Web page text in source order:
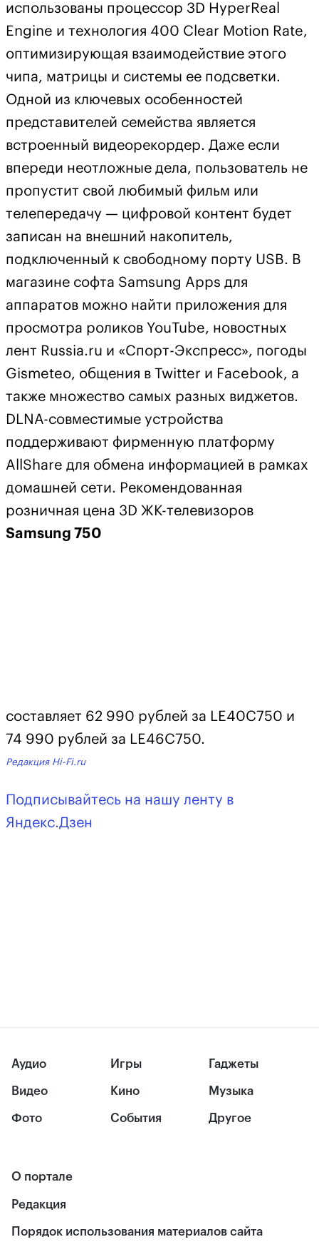
использованы процессор 3D HyperReal
Engine и технология 400 Clear Motion Rate,
оптимизирующая взаимодействие этого
чипа, матрицы и системы ее подсветки.
Одной из ключевых особенностей
представителей семейства является
встроенный видеорекордер. Даже если
впереди неотложные дела, пользователь не
пропустит свой любимый фильм или
телепередачу — цифровой контент будет
записан на внешний накопитель,
подключенный к свободному порту USB. В
магазине софта Samsung Apps для
аппаратов можно найти приложения для
просмотра роликов YouTube, новостных
лент Russia.ru и «Спорт-Экспресс», погоды
Gismeteo, общения в Twitter и Facebook, а
также множество самых разных виджетов.
DLNA-совместимые устройства
поддерживают фирменную платформу
AllShare для обмена информацией в рамках
домашней сети. Рекомендованная
розничная цена 3D ЖК-телевизоров
Samsung 750
составляет 62 990 рублей за LE40C750 и
74 990 рублей за LE46C750.
Редакция Hi-Fi.ru
Подписывайтесь на нашу ленту в
Яндекс.Дзен
Аудио
Видео
Фото
Игры
Кино
События
Гаджеты
Музыка
Другое
О портале
Редакция
Порядок использования материалов сайта